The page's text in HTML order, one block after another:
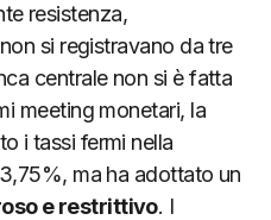
resistenza,
si registravano da tre
centrale non si è fatta
meeting monetari, la
i tassi fermi nella
ma ha adottato un
e restrittivo. I